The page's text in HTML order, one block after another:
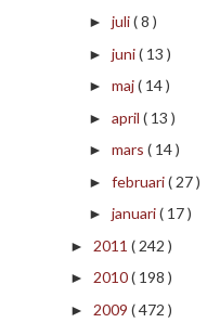
► juli( 8 )
► juni( 13 )
► maj( 14 )
► april ( 13 )
► mars ( 14 )
► februari( 27 )
► januari( 17 )
► 2011 ( 242 )
► 2010( 198 )
► 2009 ( 472 )